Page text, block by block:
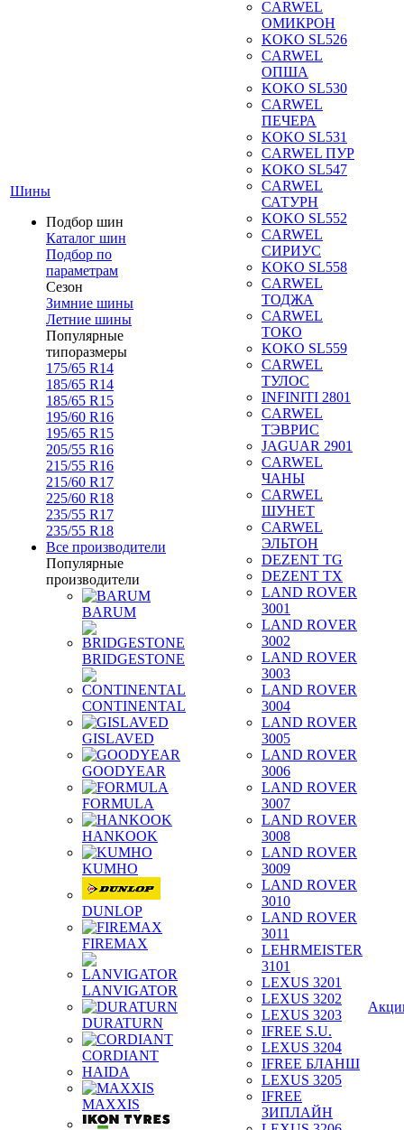
Шины
Подбор шин
Каталог шин
Подбор по
параметрам
Сезон
Зимние шины
Летние шины
Популярные
типоразмеры
175/65 R14
185/65 R14
185/65 R15
195/60 R16
195/65 R15
205/55 R16
215/55 R16
215/60 R17
225/60 R18
235/55 R17
235/55 R18
Все производители
Популярные
производители
BARUM
BRIDGESTONE
CONTINENTAL
GISLAVED
GOODYEAR
FORMULA
HANKOOK
KUMHO
DUNLOP
FIREMAX
LANVIGATOR
DURATURN
CORDIANT
HAIDA
MAXXIS
CARWEL
ОМИКРОН
KOKO SL526
CARWEL
ОПША
KOKO SL530
CARWEL
ПЕЧЕРА
KOKO SL531
CARWEL ПУР
KOKO SL547
CARWEL
САТУРН
KOKO SL552
CARWEL
СИРИУС
KOKO SL558
CARWEL
ТОДЖА
CARWEL
ТОКО
KOKO SL559
CARWEL
ТУЛОС
INFINITI 2801
CARWEL
ТЭВРИС
JAGUAR 2901
CARWEL
ЧАНЫ
CARWEL
ШУНЕТ
CARWEL
ЭЛЬТОН
DEZENT TG
DEZENT TX
LAND ROVER
3001
LAND ROVER
3002
LAND ROVER
3003
LAND ROVER
3004
LAND ROVER
3005
LAND ROVER
3006
LAND ROVER
3007
LAND ROVER
3008
LAND ROVER
3009
LAND ROVER
3010
LAND ROVER
3011
LEHRMEISTER
3101
LEXUS 3201
LEXUS 3202
LEXUS 3203
IFREE S.U.
LEXUS 3204
IFREE БЛАНШ
LEXUS 3205
IFREE
ЗИПЛАЙН